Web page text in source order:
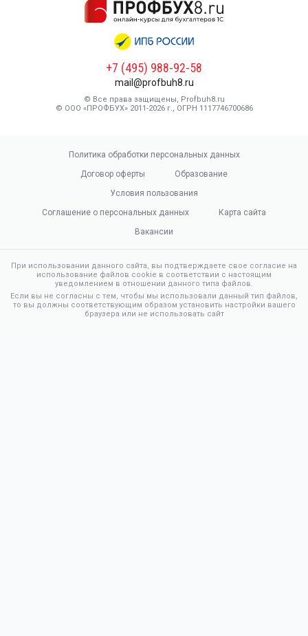
+7 (495) 988-92-58
mail@profbuh8.ru
© Все права защищены, Profbuh8.ru
© ООО «ПРОФБУХ» 2011-2026 г., ОГРН 1117746700686
Политика обработки персональных данных
Договор оферты
Образование
Условия пользования
Соглашение о персональных данных
Карта сайта
Вакансии
При использовании данного сайта, вы подтверждаете свое согласие на
использование файлов cookie в соответствии с настоящим
уведомлением в отношении данного типа файлов.
Если вы не согласны с тем, чтобы мы использовали данный тип файлов,
то вы должны соответствующим образом установить настройки вашего
браузера или не использовать сайт